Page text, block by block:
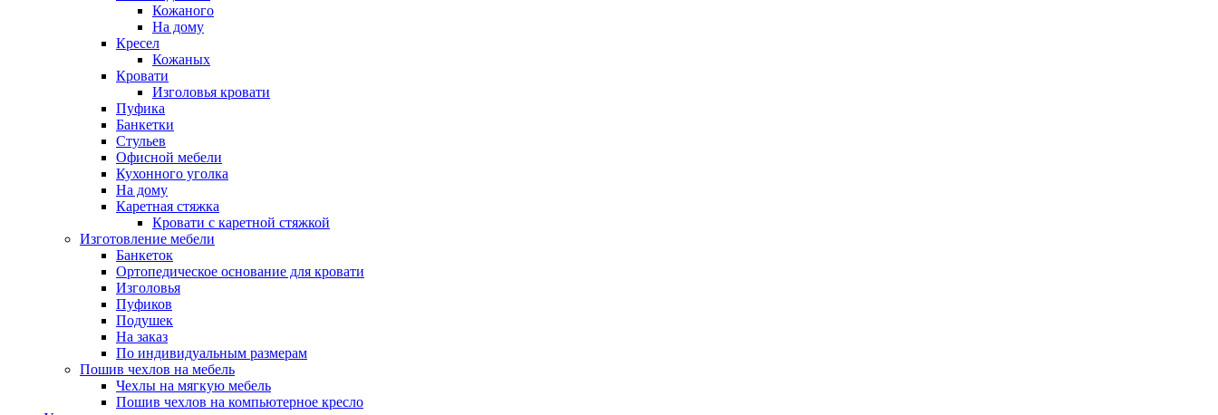
Кожаного
На дому
Кресел
Кожаных
Кровати
Изголовья кровати
Пуфика
Банкетки
Стульев
Офисной мебели
Кухонного уголка
На дому
Каретная стяжка
Кровати с каретной стяжкой
Изготовление мебели
Банкеток
Ортопедическое основание для кровати
Изголовья
Пуфиков
Подушек
На заказ
По индивидуальным размерам
Пошив чехлов на мебель
Чехлы на мягкую мебель
Пошив чехлов на компьютерное кресло